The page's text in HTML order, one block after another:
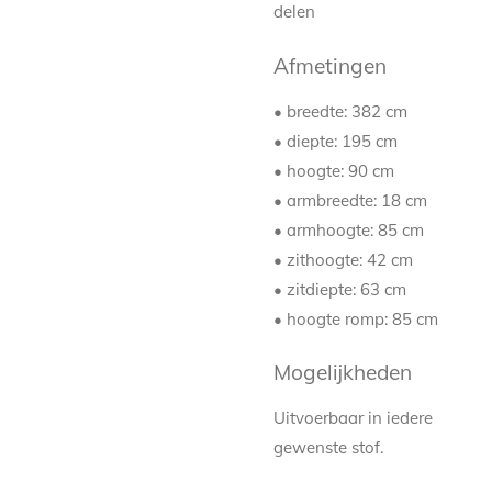
delen
Afmetingen
• breedte: 382 cm
• diepte: 195 cm
• hoogte: 90 cm
• armbreedte: 18 cm
• armhoogte: 85 cm
• zithoogte: 42 cm
• zitdiepte: 63 cm
• hoogte romp: 85 cm
Mogelijkheden
Uitvoerbaar in iedere
gewenste stof.